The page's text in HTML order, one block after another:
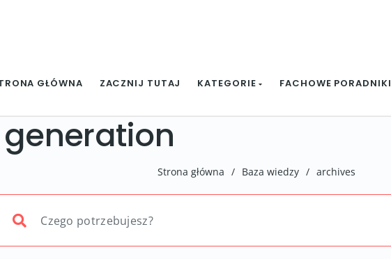
GŁÓWNA ZACZNIJ TUTAJ KATEGORIE FACHOWE PORADNIKI
Strona główna / Baza wiedzy / archives